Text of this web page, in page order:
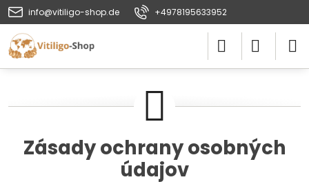
info@vitiligo-shop.de +4978195633952
Zásady ochrany osobných
údajov